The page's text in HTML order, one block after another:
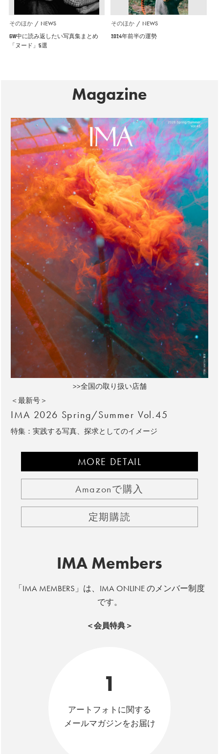
そのほか NEWS
GW中に読み返したい写真集まとめ
「ヌード」5選
そのほか NEWS
2024年前半の運勢
Magazine
>>全国の取り扱い店舗
＜最新号＞
IMA 2026 Spring/Summer Vol.45
特集：実践する写真、探求としてのイメージ
MORE DETAIL
Amazonで購入
定期購読
IMA Members
「IMA MEMBERS」は、IMA ONLINE のメンバー制度
です。
＜会員特典＞
1
アートフォトに関する
メールマガジンをお届け